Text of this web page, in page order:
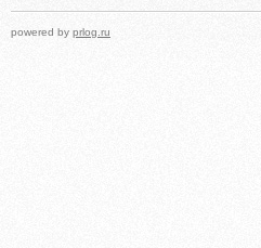
powered by prlog.ru